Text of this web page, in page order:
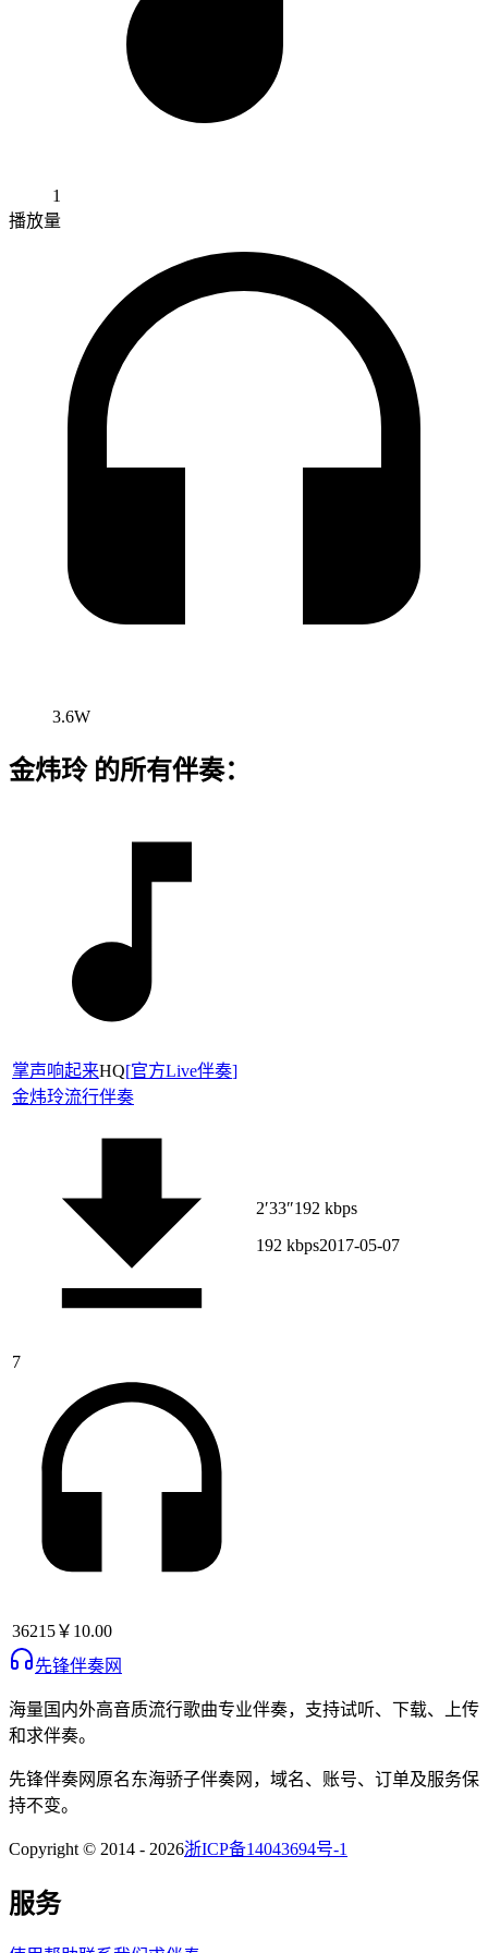
1
播放量
3.6W
金炜玲 的所有伴奏：
掌声响起来HQ[官方Live伴奏]
金炜玲流行伴奏
7
36215￥10.00
2′33″192 kbps
192 kbps2017-05-07
先锋伴奏网
海量国内外高音质流行歌曲专业伴奏，支持试听、下载、上传
和求伴奏。
先锋伴奏网 原名东海骄子伴奏网 ，域名、账号、订单及服务保
持不变。
Copyright © 2014 - 2026浙ICP备14043694号-1
服务